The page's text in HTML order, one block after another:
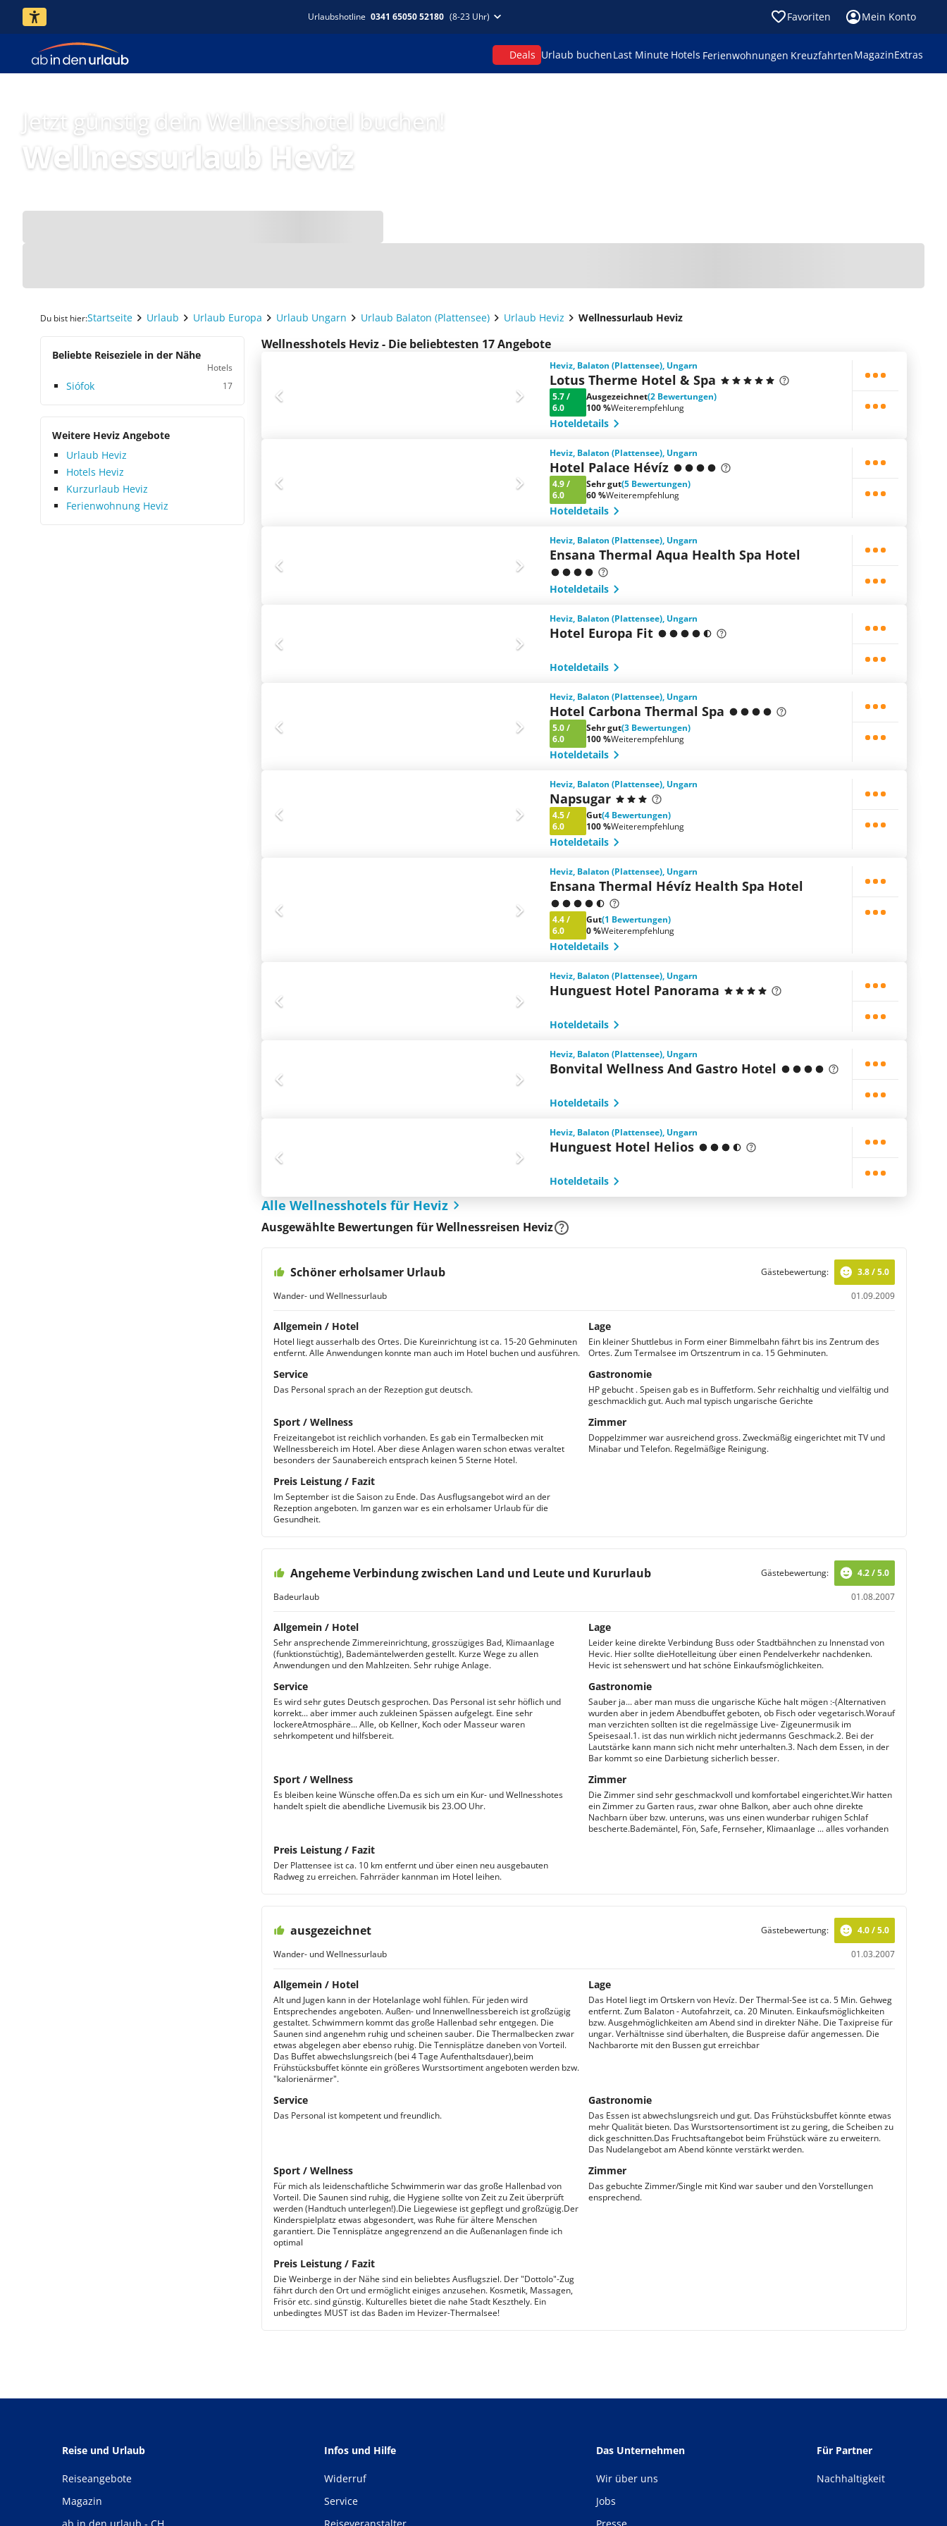
Urlaubshotline 0341 65050 52180 (8-23 Uhr) Favoriten Mein Konto
Deals Urlaub buchenLast Minute Hotels Ferienwohnungen KreuzfahrtenMagazinExtras
Jetzt günstig dein Wellnesshotel buchen!
Wellnessurlaub Heviz
Du bist hier:Startseite Urlaub Urlaub Europa Urlaub Ungarn Urlaub Balaton (Plattensee) Urlaub Heviz Wellnessurlaub Heviz
Beliebte Reiseziele in der Nähe
Hotels
Siófok 17
Weitere Heviz Angebote
Urlaub Heviz
Hotels Heviz
Kurzurlaub Heviz
Ferienwohnung Heviz
Wellnesshotels Heviz - Die beliebtesten 17 Angebote
Heviz, Balaton (Plattensee), Ungarn
Lotus Therme Hotel & Spa
5.7/
6.0
Ausgezeichnet(2 Bewertungen)
100 %Weiterempfehlung
Hoteldetails
Heviz, Balaton (Plattensee), Ungarn
Hotel Palace Hévíz
4.9/
6.0
Sehr gut(5 Bewertungen)
60 %Weiterempfehlung
Hoteldetails
Heviz, Balaton (Plattensee), Ungarn
Ensana Thermal Aqua Health Spa Hotel
Hoteldetails
Heviz, Balaton (Plattensee), Ungarn
Hotel Europa Fit
Hoteldetails
Heviz, Balaton (Plattensee), Ungarn
Hotel Carbona Thermal Spa
5.0/
6.0
Sehr gut(3 Bewertungen)
100 %Weiterempfehlung
Hoteldetails
Heviz, Balaton (Plattensee), Ungarn
Napsugar
4.5/
6.0
Gut(4 Bewertungen)
100 %Weiterempfehlung
Hoteldetails
Heviz, Balaton (Plattensee), Ungarn
Ensana Thermal Hévíz Health Spa Hotel
4.4/
6.0
Gut(1 Bewertungen)
0 %Weiterempfehlung
Hoteldetails
Heviz, Balaton (Plattensee), Ungarn
Hunguest Hotel Panorama
Hoteldetails
Heviz, Balaton (Plattensee), Ungarn
Bonvital Wellness And Gastro Hotel
Hoteldetails
Heviz, Balaton (Plattensee), Ungarn
Hunguest Hotel Helios
Hoteldetails
Alle Wellnesshotels für Heviz
Ausgewählte Bewertungen für Wellnessreisen Heviz
Schöner erholsamer Urlaub
Wander- und Wellnessurlaub 01.09.2009
Gästebewertung: 3.8 / 5.0
Allgemein / Hotel
Hotel liegt ausserhalb des Ortes. Die Kureinrichtung ist ca. 15-20 Gehminuten
entfernt. Alle Anwendungen konnte man auch im Hotel buchen und ausführen.
Lage
Ein kleiner Shuttlebus in Form einer Bimmelbahn fährt bis ins Zentrum des
Ortes. Zum Termalsee im Ortszentrum in ca. 15 Gehminuten.
Service
Das Personal sprach an der Rezeption gut deutsch.
Gastronomie
HP gebucht . Speisen gab es in Buffetform. Sehr reichhaltig und vielfältig und
geschmacklich gut. Auch mal typisch ungarische Gerichte
Sport / Wellness
Freizeitangebot ist reichlich vorhanden. Es gab ein Termalbecken mit
Wellnessbereich im Hotel. Aber diese Anlagen waren schon etwas veraltet
besonders der Saunabereich entsprach keinen 5 Sterne Hotel.
Zimmer
Doppelzimmer war ausreichend gross. Zweckmäßig eingerichtet mit TV und
Minabar und Telefon. Regelmäßige Reinigung.
Preis Leistung / Fazit
Im September ist die Saison zu Ende. Das Ausflugsangebot wird an der
Rezeption angeboten. Im ganzen war es ein erholsamer Urlaub für die
Gesundheit.
Angeheme Verbindung zwischen Land und Leute und Kururlaub
Badeurlaub 01.08.2007
Gästebewertung: 4.2 / 5.0
Allgemein / Hotel
Sehr ansprechende Zimmereinrichtung, grosszügiges Bad, Klimaanlage
(funktionstüchtig), Bademäntelwerden gestellt. Kurze Wege zu allen
Anwendungen und den Mahlzeiten. Sehr ruhige Anlage.
Lage
Leider keine direkte Verbindung Buss oder Stadtbähnchen zu Innenstad von
Hevic. Hier sollte dieHotelleitung über einen Pendelverkehr nachdenken.
Hevic ist sehenswert und hat schöne Einkaufsmöglichkeiten.
Service
Es wird sehr gutes Deutsch gesprochen. Das Personal ist sehr höflich und
korrekt... aber immer auch zukleinen Spässen aufgelegt. Eine sehr
lockereAtmosphäre... Alle, ob Kellner, Koch oder Masseur waren
sehrkompetent und hilfsbereit.
Gastronomie
Sauber ja... aber man muss die ungarische Küche halt mögen :-(Alternativen
wurden aber in jedem Abendbuffet geboten, ob Fisch oder vegetarisch.Worauf
man verzichten sollten ist die regelmässige Live- Zigeunermusik im
Speisesaal.1. ist das nun wirklich nicht jedermanns Geschmack.2. Bei der
Lautstärke kann mann sich nicht mehr unterhalten.3. Nach dem Essen, in der
Bar kommt so eine Darbietung sicherlich besser.
Sport / Wellness
Es bleiben keine Wünsche offen.Da es sich um ein Kur- und Wellnesshotes
handelt spielt die abendliche Livemusik bis 23.OO Uhr.
Zimmer
Die Zimmer sind sehr geschmackvoll und komfortabel eingerichtet.Wir hatten
ein Zimmer zu Garten raus, zwar ohne Balkon, aber auch ohne direkte
Nachbarn über bzw. unteruns, was uns einen wunderbar ruhigen Schlaf
bescherte.Bademäntel, Fön, Safe, Fernseher, Klimaanlage ... alles vorhanden
Preis Leistung / Fazit
Der Plattensee ist ca. 10 km entfernt und über einen neu ausgebauten
Radweg zu erreichen. Fahrräder kannman im Hotel leihen.
ausgezeichnet
Wander- und Wellnessurlaub 01.03.2007
Gästebewertung: 4.0 / 5.0
Allgemein / Hotel
Alt und Jugen kann in der Hotelanlage wohl fühlen. Für jeden wird
Entsprechendes angeboten. Außen- und Innenwellnessbereich ist großzügig
gestaltet. Schwimmern kommt das große Hallenbad sehr entgegen. Die
Saunen sind angenehm ruhig und scheinen sauber. Die Thermalbecken zwar
etwas abgelegen aber ebenso ruhig. Die Tennisplätze daneben von Vorteil.
Das Buffet abwechslungsreich (bei 4 Tage Aufenthaltsdauer),beim
Frühstücksbuffet könnte ein größeres Wurstsortiment angeboten werden bzw.
"kalorienärmer".
Lage
Das Hotel liegt im Ortskern von Hevíz. Der Thermal-See ist ca. 5 Min. Gehweg
entfernt. Zum Balaton - Autofahrzeit, ca. 20 Minuten. Einkaufsmöglichkeiten
bzw. Ausgehmöglichkeiten am Abend sind in direkter Nähe. Die Taxipreise für
ungar. Verhältnisse sind überhalten, die Buspreise dafür angemessen. Die
Nachbarorte mit den Bussen gut erreichbar
Service
Das Personal ist kompetent und freundlich.
Gastronomie
Das Essen ist abwechslungsreich und gut. Das Frühstücksbuffet könnte etwas
mehr Qualität bieten. Das Wurstsortensortiment ist zu gering, die Scheiben zu
dick geschnitten.Das Fruchtsaftangebot beim Frühstück wäre zu erweitern.
Das Nudelangebot am Abend könnte verstärkt werden.
Sport / Wellness
Für mich als leidenschaftliche Schwimmerin war das große Hallenbad von
Vorteil. Die Saunen sind ruhig, die Hygiene sollte von Zeit zu Zeit überprüft
werden (Handtuch unterlegen!).Die Liegewiese ist gepflegt und großzügig.Der
Kinderspielplatz etwas abgesondert, was Ruhe für ältere Menschen
garantiert. Die Tennisplätze angegrenzend an die Außenanlagen finde ich
optimal
Zimmer
Das gebuchte Zimmer/Single mit Kind war sauber und den Vorstellungen
ensprechend.
Preis Leistung / Fazit
Die Weinberge in der Nähe sind ein beliebtes Ausflugsziel. Der "Dottolo"-Zug
fährt durch den Ort und ermöglicht einiges anzusehen. Kosmetik, Massagen,
Frisör etc. sind günstig. Kulturelles bietet die nahe Stadt Keszthely. Ein
unbedingtes MUST ist das Baden im Hevizer-Thermalsee!
Reise und Urlaub
Reiseangebote
Magazin
Infos und Hilfe
Widerruf
Service
Das Unternehmen
Wir über uns
Jobs
Für Partner
Nachhaltigkeit